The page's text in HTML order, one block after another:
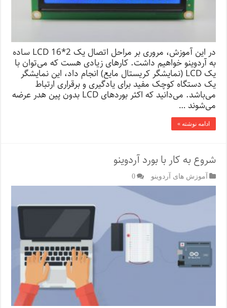
در این آموزش، مروری بر مراحل اتصال یک LCD 16*2 ساده
به آردوینو خواهیم داشت. کارهای زیادی هست که می‌توان با
یک LCD (نمایشگر کریستال مایع) انجام داد، این نمایشگر
یک دستگاه کوچک مفید برای یادگیری و برقراری ارتباط
می‌باشد. می‌دانید که اکثر بوردهای LCD بدون پین هدر عرضه
می‌شوند …
ادامه نوشته »
شروع به کار با بورد آردوینو
آموزش های آردوینو 0